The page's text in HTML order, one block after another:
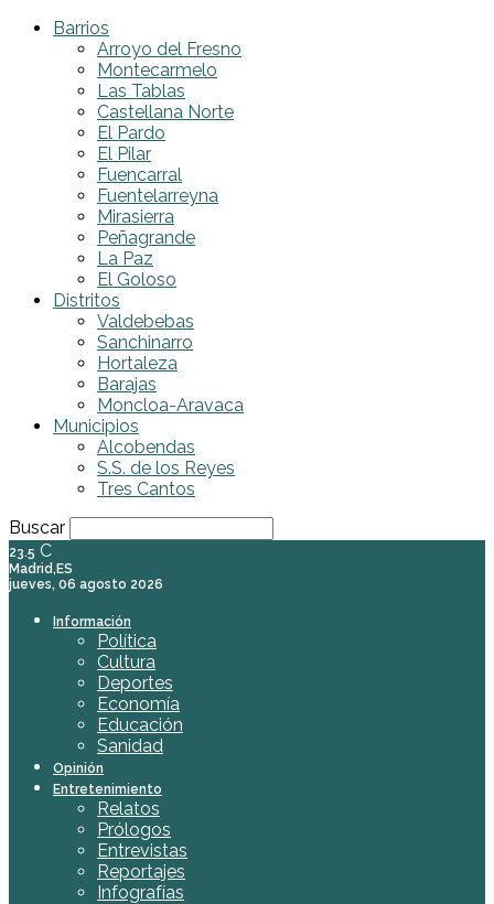
Barrios
Arroyo del Fresno
Montecarmelo
Las Tablas
Castellana Norte
El Pardo
El Pilar
Fuencarral
Fuentelarreyna
Mirasierra
Peñagrande
La Paz
El Goloso
Distritos
Valdebebas
Sanchinarro
Hortaleza
Barajas
Moncloa-Aravaca
Municipios
Alcobendas
S.S. de los Reyes
Tres Cantos
Buscar
23.5 C
Madrid,ES
jueves, 06 agosto 2026
Información
Política
Cultura
Deportes
Economía
Educación
Sanidad
Opinión
Entretenimiento
Relatos
Prólogos
Entrevistas
Reportajes
Infografías